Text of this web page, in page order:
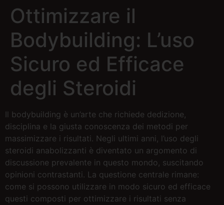
Ottimizzare il
Bodybuilding: L’uso
Sicuro ed Efficace
degli Steroidi
Il bodybuilding è un’arte che richiede dedizione,
disciplina e la giusta conoscenza dei metodi per
massimizzare i risultati. Negli ultimi anni, l’uso degli
steroidi anabolizzanti è diventato un argomento di
discussione prevalente in questo mondo, suscitando
opinioni contrastanti. La questione centrale rimane:
come si possono utilizzare in modo sicuro ed efficace
questi composti per ottimizzare i risultati senza